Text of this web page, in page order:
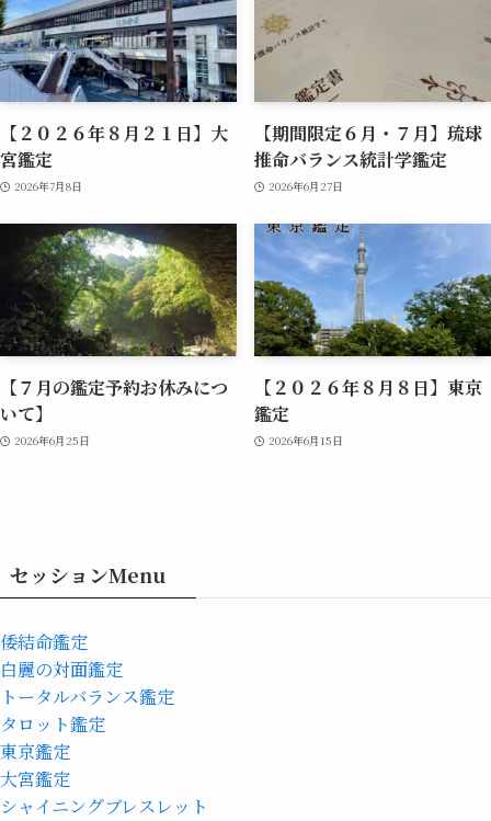
【２０２６年８月２１日】大
宮鑑定
2026年7月8日
【期間限定６月・７月】琉球
推命バランス統計学鑑定
2026年6月27日
【７月の鑑定予約お休みにつ
いて】
2026年6月25日
【２０２６年８月８日】東京
鑑定
2026年6月15日
セッションMenu
倭結命鑑定
白麗の対面鑑定
トータルバランス鑑定
タロット鑑定
東京鑑定
大宮鑑定
シャイニングブレスレット